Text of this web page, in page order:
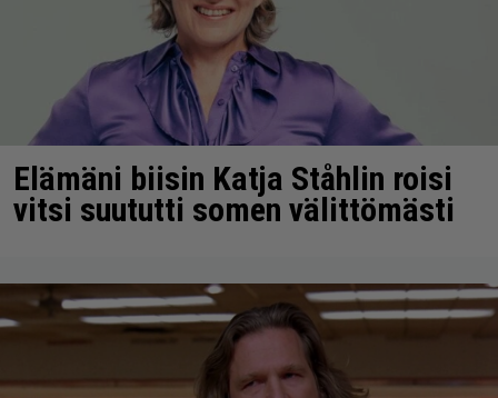
Elämäni biisin Katja Ståhlin roisi
vitsi suututti somen välittömästi